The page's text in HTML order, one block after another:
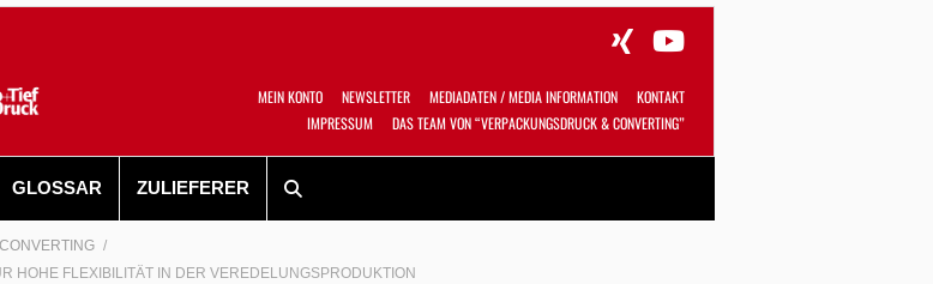
MEIN KONTO NEWSLETTER MEDIADATEN / MEDIA INFORMATION
KONTAKT
IMPRESSUM
DAS TEAM VON “VERPACKUNGSDRUCK & CONVERTING”
GLOSSAR ZULIEFERER
HOHE FLEXIBILITÄT IN DER VEREDELUNGSPRODUKTION